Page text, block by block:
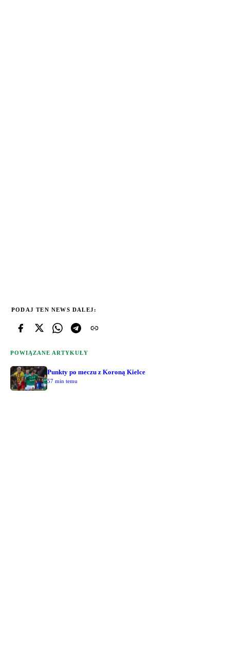
PODAJ TEN NEWS DALEJ:
POWIĄZANE ARTYKUŁY
Punkty po meczu z Koroną Kielce
57 min temu